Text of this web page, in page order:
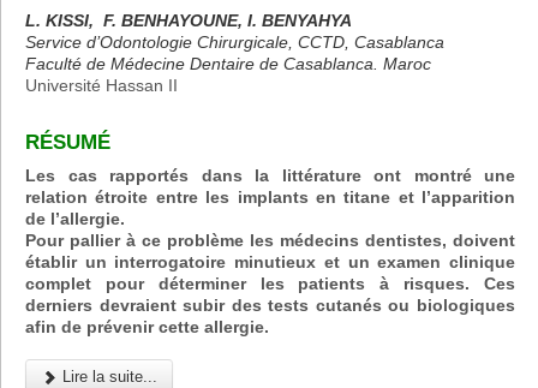
L. KISSI, F. BENHAYOUNE, I. BENYAHYA
Service d’Odontologie Chirurgicale, CCTD, Casablanca
Faculté de Médecine Dentaire de Casablanca. Maroc
Université Hassan II
RÉSUMÉ
Les cas rapportés dans la littérature ont montré une
relation étroite entre les implants en titane et l’apparition
de l’allergie.
Pour pallier à ce problème les médecins dentistes, doivent
établir un interrogatoire minutieux et un examen clinique
complet pour déterminer les patients à risques. Ces
derniers devraient subir des tests cutanés ou biologiques
afin de prévenir cette allergie.
Lire la suite...